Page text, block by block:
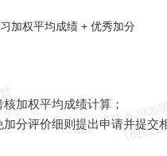
加权平均成绩 + 优秀加分
加权平均成绩计算；
分评价细则提出申请并提交